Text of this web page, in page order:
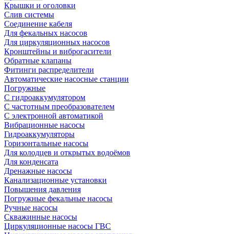
Крышки и оголовки
Слив системы
Соединение кабеля
Для фекальных насосов
Для циркуляционных насосов
Кронштейны и виброгасители
Обратные клапаны
Фитинги распределители
Автоматические насосные станции
Погружные
С гидроаккумулятором
С частотным преобразователем
С электронной автоматикой
Вибрационные насосы
Гидроаккумуляторы
Горизонтальные насосы
Для колодцев и открытых водоёмов
Для конденсата
Дренажные насосы
Канализационные установки
Повышения давления
Погружные фекальные насосы
Ручные насосы
Скважинные насосы
Циркуляционные насосы ГВС